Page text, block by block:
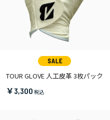
TOUR GLOVE 人工皮革 3枚パック
￥3,300